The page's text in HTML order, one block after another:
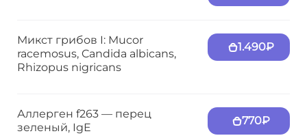
Микст грибов I: Mucor
racemosus, Candida albicans,
Rhizopus nigricans
1.490₽
Аллерген f263 — перец
зеленый, IgE
770₽